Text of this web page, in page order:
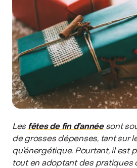
Les fêtes de fin d’annéesont
de grosses dépenses, tant sur
qu’énergétique. Pourtant, il est
tout en adoptant des pratiques